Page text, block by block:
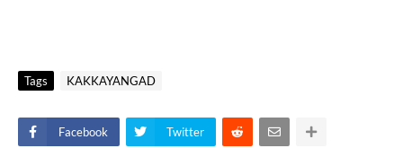
Tags KAKKAYANGAD
Facebook Twitter